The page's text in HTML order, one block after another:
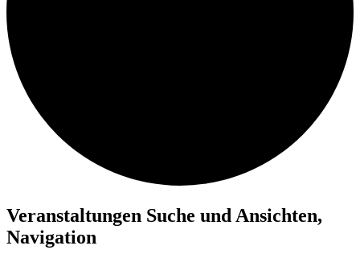
Veranstaltungen
Veranstaltungen Suche und Ansichten,
Navigation